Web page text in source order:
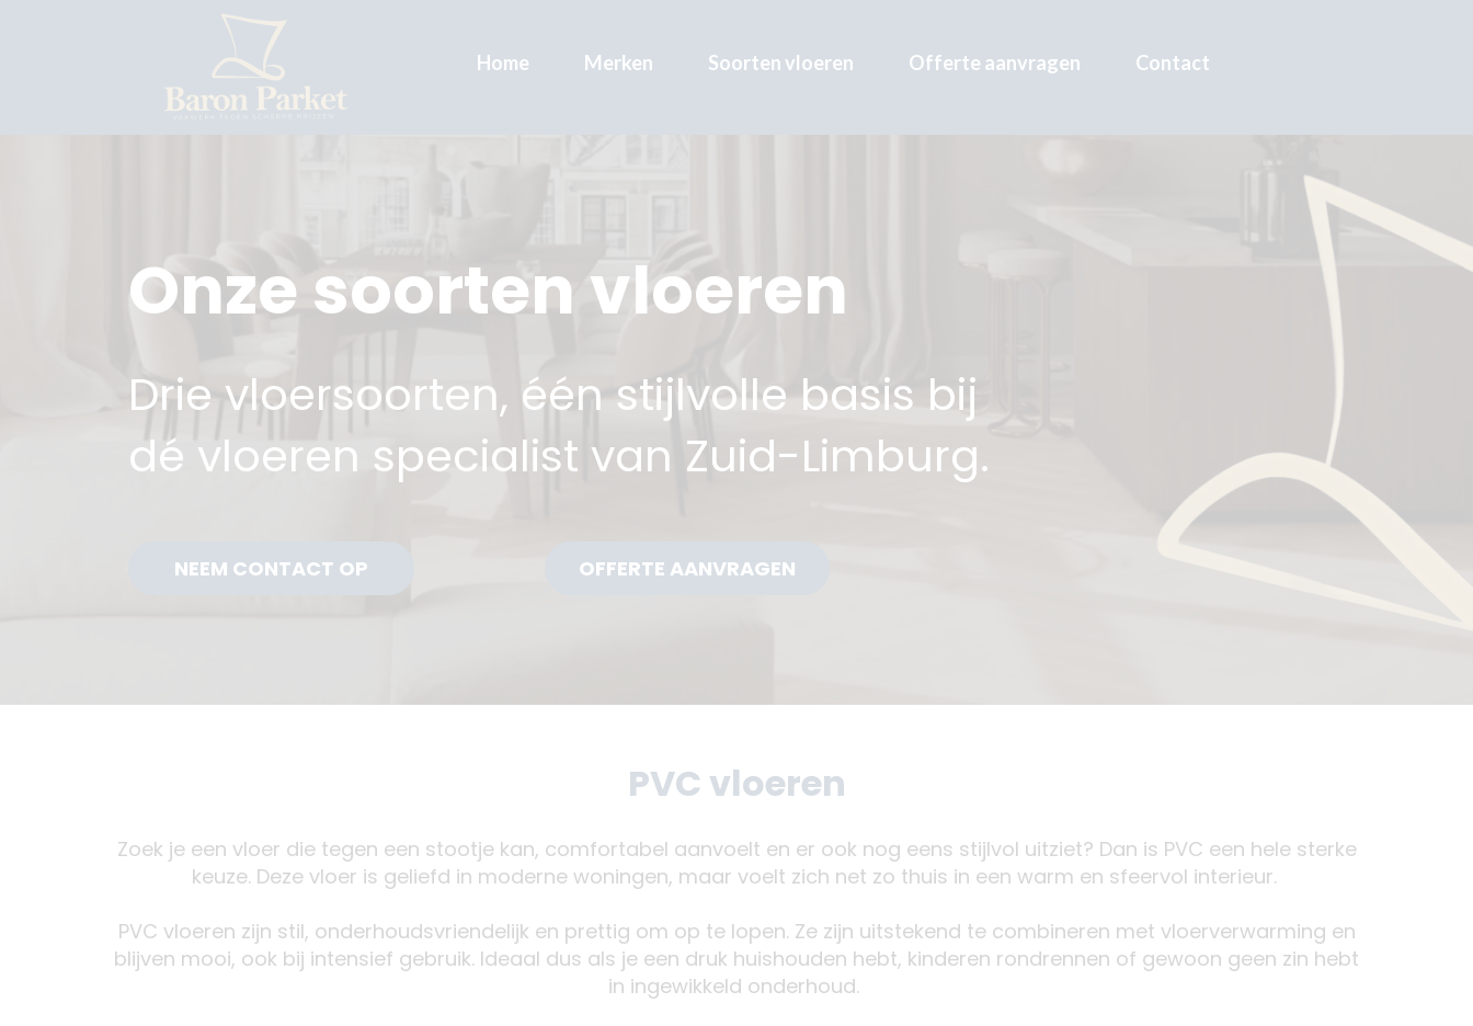
Home Merken Soorten vloeren Offerte aanvragen Contact
Onze soorten vloeren
Drie vloersoorten, één stijlvolle basis bij
dé vloeren specialist van Zuid-Limburg.
NEEM CONTACT OP OFFERTE AANVRAGEN
PVC vloeren
Zoek je een vloer die tegen een stootje kan, comfortabel aanvoelt en er ook nog eens stijlvol uitziet? Dan is PVC een hele sterke
keuze. Deze vloer is geliefd in moderne woningen, maar voelt zich net zo thuis in een warm en sfeervol interieur.
PVC vloeren zijn stil, onderhoudsvriendelijk en prettig om op te lopen. Ze zijn uitstekend te combineren met vloerverwarming en
blijven mooi, ook bij intensief gebruik. Ideaal dus als je een druk huishouden hebt, kinderen rondrennen of gewoon geen zin hebt
in ingewikkeld onderhoud.